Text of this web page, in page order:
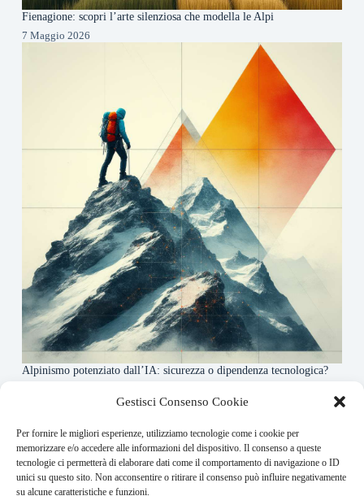
Gestisci Consenso Cookie
Per fornire le migliori esperienze, utilizziamo tecnologie come i cookie per
memorizzare e/o accedere alle informazioni del dispositivo. Il consenso a queste
tecnologie ci permetterà di elaborare dati come il comportamento di navigazione o ID
unici su questo sito. Non acconsentire o ritirare il consenso può influire negativamente
su alcune caratteristiche e funzioni.
Fienagione: scopri l’arte silenziosa che modella le Alpi
7 Maggio 2026
Alpinismo potenziato dall’IA: sicurezza o dipendenza tecnologica?
About this website
Rivistadellamontagna.it ogni giorno trova per te le principali
notizie su montagna trekking e alpinismo da tutto il mondo.